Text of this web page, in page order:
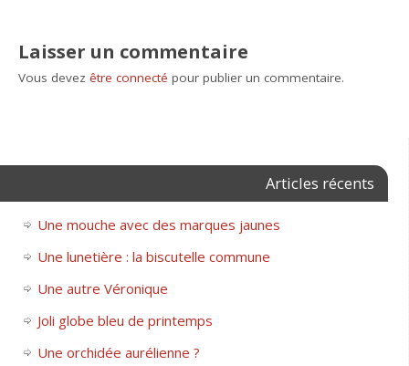
Laisser un commentaire
Vous devezêtre connecté pour publier un commentaire.
Articles récents
Une mouche avec des marques jaunes
Une lunetière : la biscutelle commune
Une autre Véronique
Joli globe bleu de printemps
Une orchidée aurélienne ?